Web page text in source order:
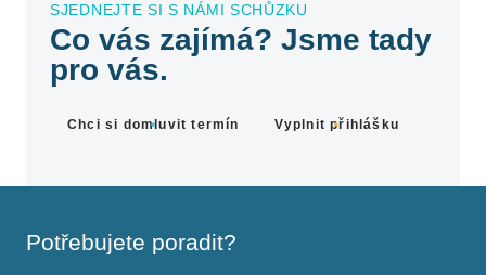
SJEDNEJTE SI S NÁMI SCHŮZKU
Co vás zajímá? Jsme tady
pro vás.
Chci si domluvit termín Vyplnit přihlášku
Potřebujete poradit?